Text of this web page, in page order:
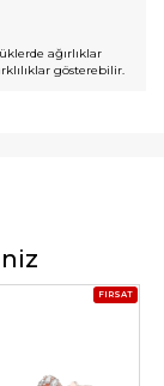
ağırlıklar
gösterebilir.
FIRSAT